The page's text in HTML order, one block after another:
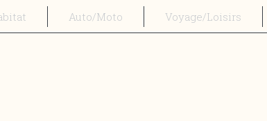
Auto/Moto Voyage/Loisirs